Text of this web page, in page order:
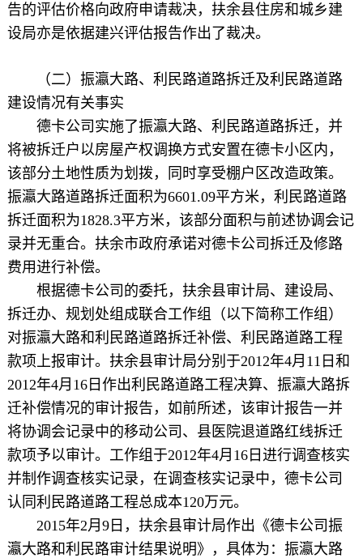
告的评估价格向政府申请裁决，扶余县住房和城乡建
设局亦是依据建兴评估报告作出了裁决。
（二）振瀛大路、利民路道路拆迁及利民路道路
建设情况有关事实
德卡公司实施了振瀛大路、利民路道路拆迁，并
将被拆迁户以房屋产权调换方式安置在德卡小区内，
该部分土地性质为划拨，同时享受棚户区改造政策。
振瀛大路道路拆迁面积为6601.09平方米，利民路道路
拆迁面积为1828.3平方米，该部分面积与前述协调会记
录并无重合。扶余市政府承诺对德卡公司拆迁及修路
费用进行补偿。
根据德卡公司的委托，扶余县审计局、建设局、
拆迁办、规划处组成联合工作组（以下简称工作组）
对振瀛大路和利民路道路拆迁补偿、利民路道路工程
款项上报审计。扶余县审计局分别于2012年4月11日和
2012年4月16日作出利民路道路工程决算、振瀛大路拆
迁补偿情况的审计报告，如前所述，该审计报告一并
将协调会记录中的移动公司、县医院退道路红线拆迁
款项予以审计。工作组于2012年4月16日进行调查核实
并制作调查核实记录，在调查核实记录中，德卡公司
认同利民路道路工程总成本120万元。
2015年2月9日，扶余县审计局作出《德卡公司振
瀛大路和利民路审计结果说明》，具体为：振瀛大路